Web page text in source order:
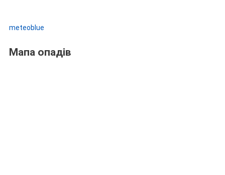
meteoblue
Мапа опадів